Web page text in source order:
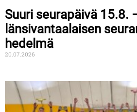
Suuri seurapäivä 15.8.
länsivantaalaisen
hedelmä
20.07.2026